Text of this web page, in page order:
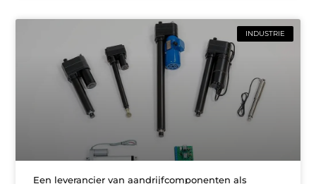
INDUSTRIE
Een leverancier van aandrijfcomponenten als